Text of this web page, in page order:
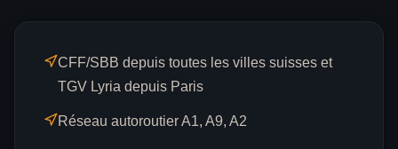
CFF/SBB depuis toutes les villes suisses et
TGV Lyria depuis Paris
Réseau autoroutier A1, A9, A2